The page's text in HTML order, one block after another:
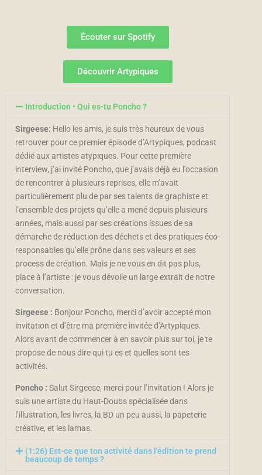
Écouter sur Spotify
Découvrir Artypiques
Introduction • Qui es-tu Poncho ?
Sirgeese: Hello les amis, je suis très heureux de vous
retrouver pour ce premier épisode d’Artypiques, podcast
dédié aux artistes atypiques. Pour cette première
interview, j’ai invité Poncho, que j’avais déjà eu l’occasion
de rencontrer à plusieurs reprises, elle m’avait
particulièrement plu de par ses talents de graphiste et
l’ensemble des projets qu’elle a mené depuis plusieurs
années, mais aussi par ses créations issues de sa
démarche de réduction des déchets et des pratiques éco-
responsables qu’elle prône dans ses valeurs et ses
process de création. Mais je ne vous en dit pas plus,
place à l’artiste : je vous dévoile un large extrait de notre
conversation.
Sirgeese : Bonjour Poncho, merci d’avoir accepté mon
invitation et d’être ma première invitée d’Artypiques.
Alors avant de commencer à en savoir plus sur toi, je te
propose de nous dire qui tu es et quelles sont tes
activités.
Poncho : Salut Sirgeese, merci pour l’invitation ! Alors je
suis une artiste du Haut-Doubs spécialisée dans
l’illustration, les livres, la BD un peu aussi, la papeterie
créative, et les lamas.
(1:26) Est-ce que ton activité dans l'édition te prend
beaucoup de temps ?